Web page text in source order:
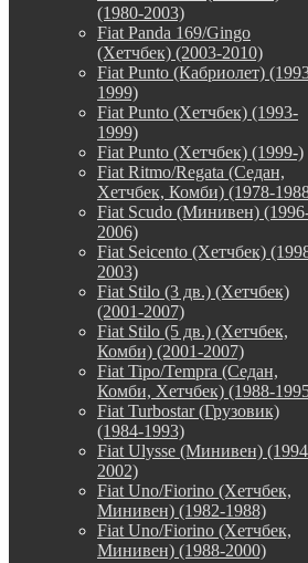
(1980-2003)
Fiat Panda 169/Gingo
(Хетчбек) (2003-2010)
Fiat Punto (Кабриолет)
1999)
Fiat Punto (Хетчбек) (1993-
1999)
Fiat Punto (Хетчбек) (1999-)
Fiat Ritmo/Regata (Седан,
Хетчбек, Комби) (1978-
Fiat Scudo (Минивен)
2006)
Fiat Seicento (Хетчбек)
2003)
Fiat Stilo (3 дв.) (Хетчбек)
(2001-2007)
Fiat Stilo (5 дв.) (Хетчбек,
Комби) (2001-2007)
Fiat Tipo/Tempra (Седан,
Комби, Хетчбек) (1988-
Fiat Turbostar (Грузовик)
(1984-1993)
Fiat Ulysse (Минивен)
2002)
Fiat Uno/Fiorino (Хетчбек,
Минивен) (1982-1988)
Fiat Uno/Fiorino (Хетчбек,
Минивен) (1988-2000)